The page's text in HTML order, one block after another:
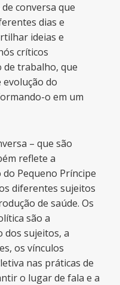
conversa que
dias e
ideias e
críticos
de trabalho, que
do
o em um
– que são
reflete a
Pequeno Príncipe
diferentes sujeitos
de saúde. Os
são a
sujeitos, a
os vínculos
nas práticas de
o lugar de fala e a